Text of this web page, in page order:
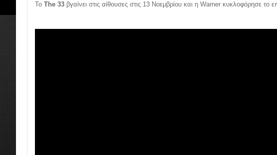
Το The 33 βγαίνει στις αίθουσες στις 13 Νοεμβρίου και η Warner κυκλοφόρησε το